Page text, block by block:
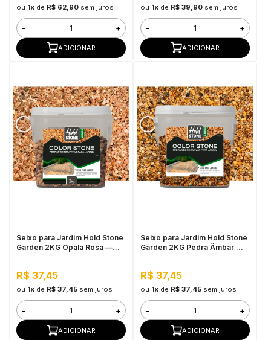
ou 1xde R$ 62,90 sem juros
- +
ADICIONAR
ou 1xde R$ 39,90 sem juros
- +
ADICIONAR
Seixo para Jardim Hold Stone
Garden 2KG Opala Rosa —
Decoração de Jardim
R$ 37,45
ou 1xde R$ 37,45 sem juros
- +
ADICIONAR
Seixo para Jardim Hold Stone
Garden 2KG Pedra Âmbar —
de Paisagismo
R$ 37,45
ou 1xde R$ 37,45 sem juros
- +
ADICIONAR